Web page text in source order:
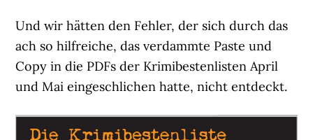
Und wir hätten den Fehler, der sich durch das
ach so hilfreiche, das verdammte Paste und
Copy in die PDFs der Krimibestenlisten April
und Mai eingeschlichen hatte, nicht entdeckt.